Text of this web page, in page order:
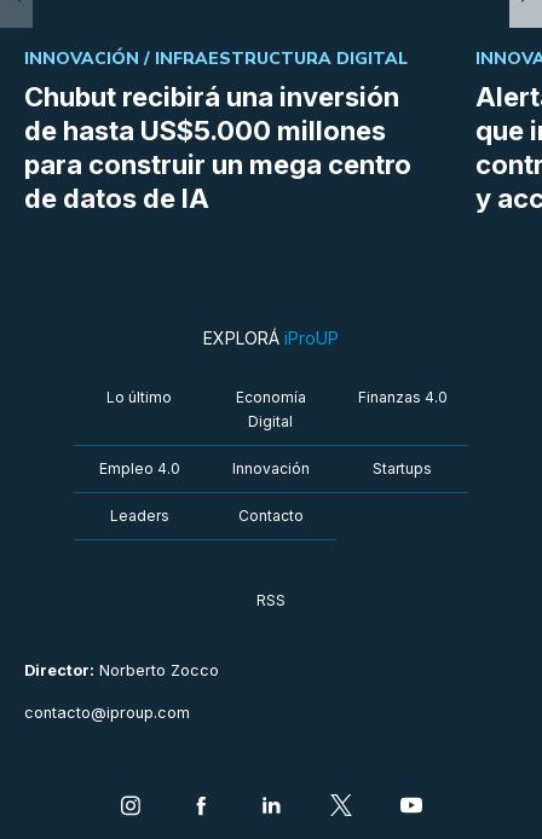
Chubut recibirá una inversión
de hasta US$5.000 millones
para construir un mega centro
de datos de IA
INNOVACIÓN / INFRAESTRUCTURA DIGITAL
que
y
Director: Norberto Zocco
contacto@iproup.com
EXPLORÁ iProUP
Lo último
Economía
Digital
Finanzas 4.0
Empleo 4.0 Innovación Startups
Leaders Contacto
RSS